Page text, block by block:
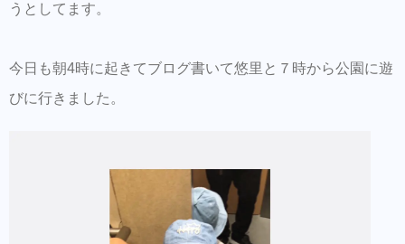
うとしてます。
今日も朝4時に起きてブログ書いて悠里と７時から公園に遊
びに行きました。